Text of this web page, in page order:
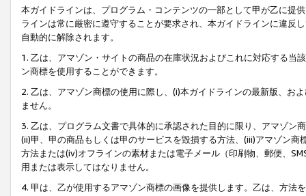
本ガイドラインは、プログラム・コンテンツの一部として甲が乙に提
ラインは常に厳密に遵守することが要求され、本ガイドラインに違反
自動的に解除されます。
1. 乙は、アマゾン・サイトの商品の在庫状況およびこれに対応する
ン商標を使用することができます。
2. 乙は、アマゾン商標の使用に際し、(i)本ガイドラインの最新版、お
ません。
3. 乙は、プログラム文書で具体的に承認された目的に限り、アマゾン
(ii)甲、甲の商品もしくは甲のサービスを毀損する方法、(iii)アマゾン
方法または(iv)オフラインの素材または電子メール（印刷物、郵便、
用または表示してはなりません。
4. 甲は、乙が使用するアマゾン商標の画像を提供します。乙は、方